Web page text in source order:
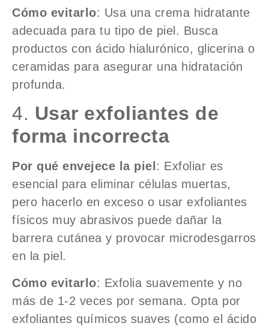
Cómo evitarlo: Usa una crema hidratante
adecuada para tu tipo de piel. Busca
productos con ácido hialurónico, glicerina o
ceramidas para asegurar una hidratación
profunda.
4. Usar exfoliantes de
forma incorrecta
Por qué envejece la piel : Exfoliar es
esencial para eliminar células muertas,
pero hacerlo en exceso o usar exfoliantes
físicos muy abrasivos puede dañar la
barrera cutánea y provocar microdesgarros
en la piel.
Cómo evitarlo: Exfolia suavemente y no
más de 1-2 veces por semana. Opta por
exfoliantes químicos suaves (como el ácido